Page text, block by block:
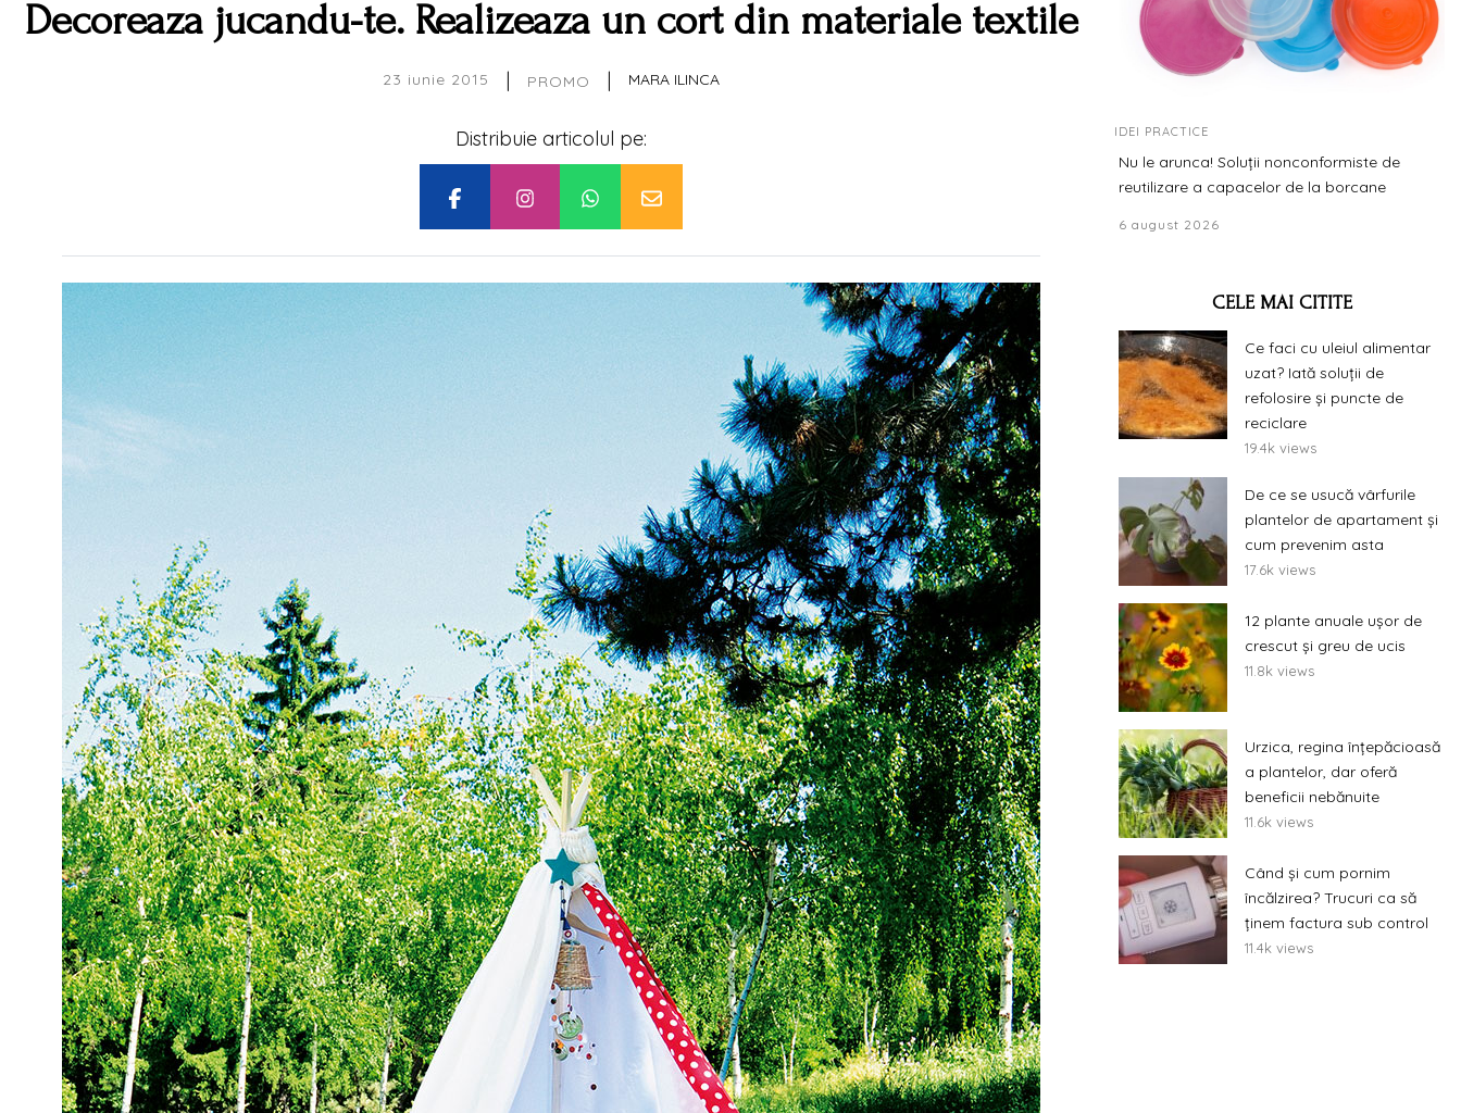
Decoreaza jucandu-te. Realizeaza un cort din materiale textile
23 iunie 2015 | PROMO | MARA ILINCA
Distribuie articolul pe: IDEI PRACTICE
Nu le arunca! Soluții nonconformiste de
reutilizare a capacelor de la borcane
6 august 2026
CELE MAI CITITE
Ce faci cu uleiul alimentar
uzat? Iată soluții de
refolosire și puncte de
reciclare
19.4k views
De ce se usucă vârfurile
plantelor de apartament și
cum prevenim asta
17.6k views
12 plante anuale ușor de
crescut și greu de ucis
11.8k views
Urzica, regina înțepăcioasă
a plantelor, dar oferă
beneficii nebănuite
11.6k views
Când și cum pornim
încălzirea? Trucuri ca să
ținem factura sub control
11.4k views